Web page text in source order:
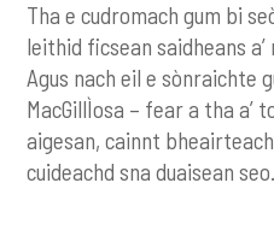
Tha e cudromach gum bi
leithid ficsean saidheans a’
Agus nach eil e sònraichte
MacGillÌosa – fear a tha a’
aigesan, cainnt
cuideachd sna duaisean